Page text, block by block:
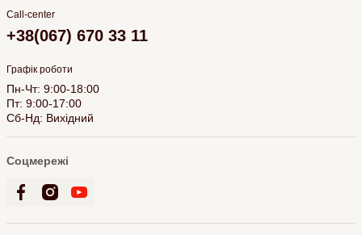
Call-center
+38(067) 670 33 11
Графік роботи
Пн-Чт: 9:00-18:00
Пт: 9:00-17:00
Сб-Нд: Вихідний
Соцмережі